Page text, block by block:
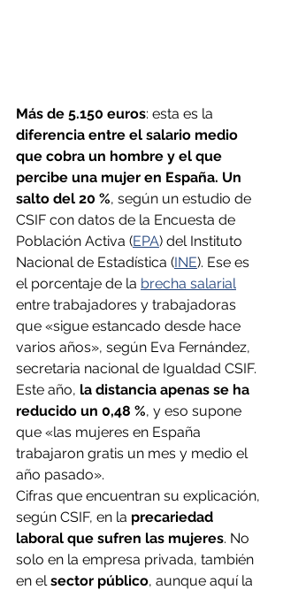
Más de 5.150 euros: esta es la
diferencia entre el salario medio
que cobra un hombre y el que
percibe una mujer en España. Un
salto del 20 %, según un estudio de
CSIF con datos de la Encuesta de
Población Activa (EPA) del Instituto
Nacional de Estadística (INE). Ese es
el porcentaje de la brecha salarial
entre trabajadores y trabajadoras
que «sigue estancado desde hace
varios años», según Eva Fernández,
secretaria nacional de Igualdad CSIF.
Este año, la distancia apenas se ha
reducido un 0,48 %, y eso supone
que «las mujeres en España
trabajaron gratis un mes y medio el
año pasado».
Cifras que encuentran su explicación,
según CSIF, en la precariedad
laboral que sufren las mujeres. No
solo en la empresa privada, también
en el sector público, aunque aquí la